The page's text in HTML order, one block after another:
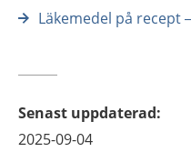
Läkemedel på recept
Senast uppdaterad:
2025-09-04